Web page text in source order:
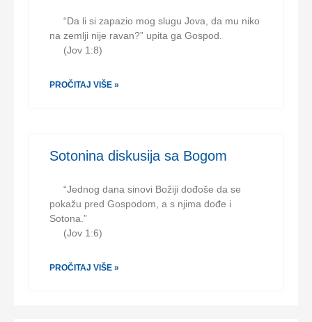
“Da li si zapazio mog slugu Jova, da mu niko
na zemlji nije ravan?” upita ga Gospod.
(Jov 1:8)
PROČITAJ VIŠE »
Sotonina diskusija sa Bogom
“Jednog dana sinovi Božiji dođoše da se
pokažu pred Gospodom, a s njima dođe i
Sotona.”
(Jov 1:6)
PROČITAJ VIŠE »